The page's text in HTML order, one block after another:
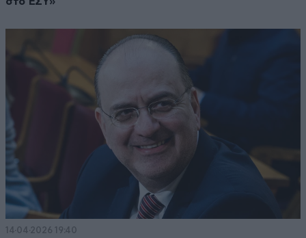
14·04·2026 19:40